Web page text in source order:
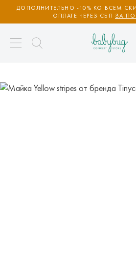
ДОПОЛНИТЕЛЬНО -10% КО ВСЕМ
ОПЛАТЕ ЧЕРЕЗ СБП ЗА